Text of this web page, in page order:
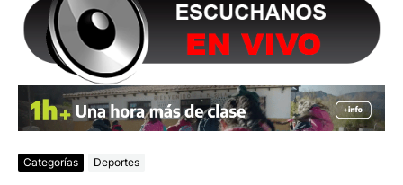
Categorías Deportes